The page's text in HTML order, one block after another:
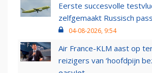
Eerste succesvolle
zelfgemaakt Russisch
04-08-2026, 9:54
Air France-KLM aast op
reizigers van ‘hoofdpijn